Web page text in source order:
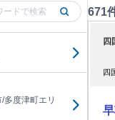
多度津町エリ
671
四
四